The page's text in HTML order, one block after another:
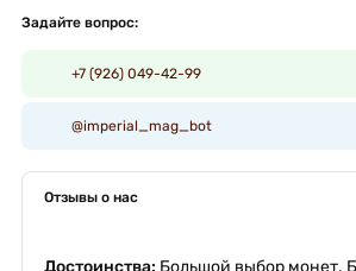
Задайте вопрос:
+7 (926) 049-42-99
@imperial_mag_bot
Отзывы о нас
Достоинства: Большой выбор монет.